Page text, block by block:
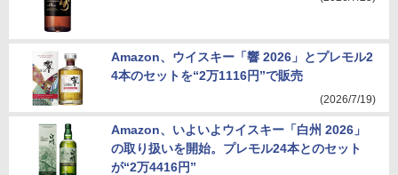
Amazon、ウイスキー「響 2026」とプレモル2
4本のセットを“2万1116円”で販売
(2026/7/19)
Amazon、いよいよウイスキー「白州 2026」
の取り扱いを開始。プレモル24本とのセット
が“2万4416円”